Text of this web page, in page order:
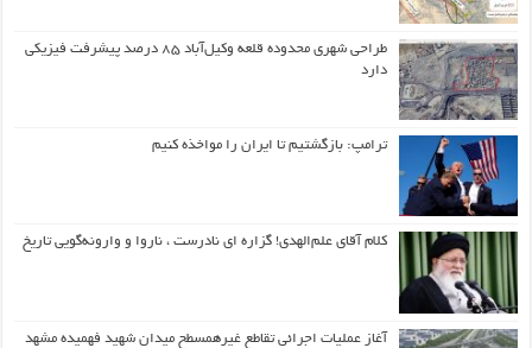
طراحی شهری محدوده قلعه وکیل‌آباد ۸۵ درصد پیشرفت فیزیکی
دارد
ترامپ: بازگشتیم تا ایران را مواخذه کنیم
کلام آقای علم‌الهدی! گزاره ای نادرست ، ناروا و وارونه‌گویی تاریخ
آغاز عملیات اجرائی تقاطع غیرهمسطح میدان شهید فهمیده مشهد